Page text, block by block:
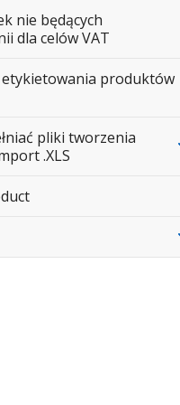
nie będących
dla celów VAT
produktów
pliki tworzenia
.XLS